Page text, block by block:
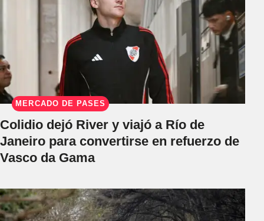
MERCADO DE PASES
Colidio dejó River y viajó a Río de
Janeiro para convertirse en refuerzo de
Vasco da Gama